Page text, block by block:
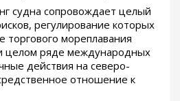
судна сопровождает целый
регулирование которых
торгового мореплавания
целом ряде международных
действия на северо-
отношение к